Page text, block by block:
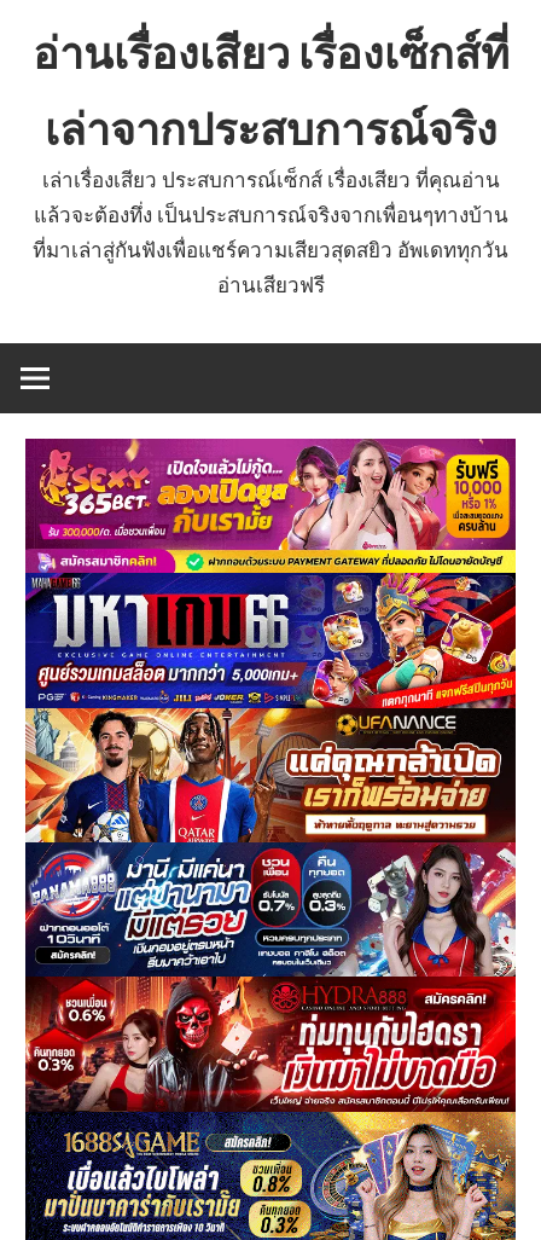
อ่านเรื่องเสียว เรื่องเซ็กส์ที่
เล่าจากประสบการณ์จริง
เล่าเรื่องเสียว ประสบการณ์เซ็กส์ เรื่องเสียว ที่คุณอ่าน
แล้วจะต้องทึ่ง เป็นประสบการณ์จริงจากเพื่อนๆทางบ้าน
ที่มาเล่าสู่กันฟังเพื่อแชร์ความเสียวสุดสยิว อัพเดททุกวัน
อ่านเสียวฟรี